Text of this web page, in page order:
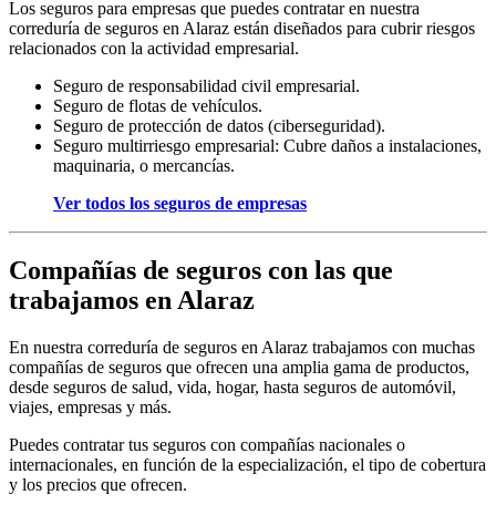
Los seguros para empresas que puedes contratar en nuestra
correduría de seguros en Alaraz están diseñados para cubrir riesgos
relacionados con la actividad empresarial.
Seguro de responsabilidad civil empresarial.
Seguro de flotas de vehículos.
Seguro de protección de datos (ciberseguridad).
Seguro multirriesgo empresarial: Cubre daños a instalaciones,
maquinaria, o mercancías.
Ver todos los seguros de empresas
Compañías de seguros con las que
trabajamos en Alaraz
En nuestra correduría de seguros en Alaraz trabajamos con muchas
compañías de seguros que ofrecen una amplia gama de productos,
desde seguros de salud, vida, hogar, hasta seguros de automóvil,
viajes, empresas y más.
Puedes contratar tus seguros con compañías nacionales o
internacionales, en función de la especialización, el tipo de cobertura
y los precios que ofrecen.